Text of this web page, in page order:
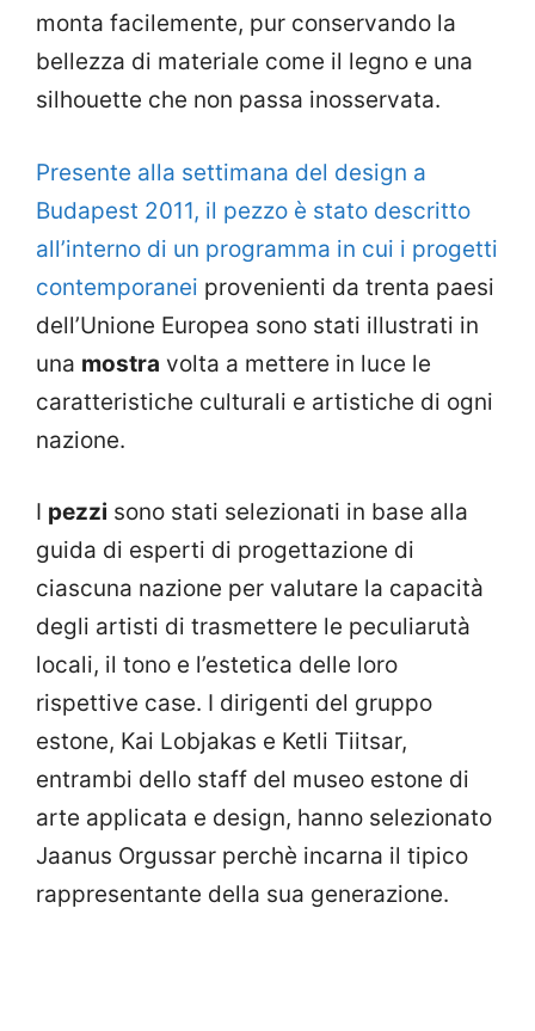
monta facilemente, pur conservando la
bellezza di materiale come il legno e una
silhouette che non passa inosservata.
Presente alla settimana del design a
Budapest 2011, il pezzo è stato descritto
all’interno di un programma in cui i progetti
contemporanei provenienti da trenta paesi
dell’Unione Europea sono stati illustrati in
una mostra volta a mettere in luce le
caratteristiche culturali e artistiche di ogni
nazione.
I pezzi sono stati selezionati in base alla
guida di esperti di progettazione di
ciascuna nazione per valutare la capacità
degli artisti di trasmettere le peculiarutà
locali, il tono e l’estetica delle loro
rispettive case. I dirigenti del gruppo
estone, Kai Lobjakas e Ketli Tiitsar,
entrambi dello staff del museo estone di
arte applicata e design, hanno selezionato
Jaanus Orgussar perchè incarna il tipico
rappresentante della sua generazione.